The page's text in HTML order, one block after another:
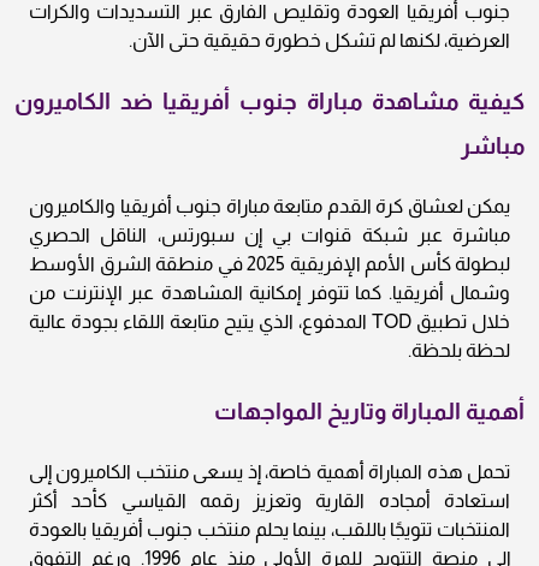
جنوب أفريقيا العودة وتقليص الفارق عبر التسديدات والكرات
العرضية، لكنها لم تشكل خطورة حقيقية حتى الآن.
كيفية مشاهدة مباراة جنوب أفريقيا ضد الكاميرون
مباشر
يمكن لعشاق كرة القدم متابعة مباراة جنوب أفريقيا والكاميرون
مباشرة عبر شبكة قنوات بي إن سبورتس، الناقل الحصري
لبطولة كأس الأمم الإفريقية 2025 في منطقة الشرق الأوسط
وشمال أفريقيا. كما تتوفر إمكانية المشاهدة عبر الإنترنت من
خلال تطبيق TOD المدفوع، الذي يتيح متابعة اللقاء بجودة عالية
لحظة بلحظة.
أهمية المباراة وتاريخ المواجهات
تحمل هذه المباراة أهمية خاصة، إذ يسعى منتخب الكاميرون إلى
استعادة أمجاده القارية وتعزيز رقمه القياسي كأحد أكثر
المنتخبات تتويجًا باللقب، بينما يحلم منتخب جنوب أفريقيا بالعودة
إلى منصة التتويج للمرة الأولى منذ عام 1996. ورغم التفوق